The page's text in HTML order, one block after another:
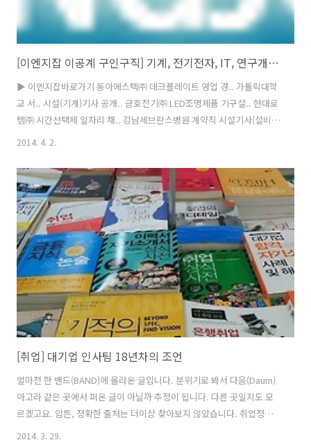
[이엔지잡 이공계 구인구직] 기계, 전기전자, IT, 연구개발, 기술직 엔지니어 채용정보
▶ 이엔지잡바로가기 동아에스텍㈜ 데크플레이트 영업 경.. 가톨릭대학
교 서.. 시설(기계)기사 공개.. 금호전기㈜ LED조명제품 기구설.. 현대로
템㈜ 시간선택제 일자리 채.. 강남세브란스병원 계약직 시설기사(설비..
㈜녹십자이엠 .. 설계관리직/유지보수직 동부엔지니어링㈜.. 2014년 상
력사원 .. 서울반도체㈜ 각 분야 경력사원 모.. 해마루21건설 건축시공 퍼
시스그룹 2014년 상반기 신.. ▶ 이엔지잡바로가기 도요엔지니어링코리
아㈜ 2014년 상반기 경력직 채용 경력 서울 채용시 유진건설㈜ 토목(공
사,공무) 모집 전체 전국 채용시 농협중앙회 건축/전기/기계 전문계약직
채용 전체 서울 04/09 listone vina 인테리어 경력사원..
2014. 4. 2.
[취업] 대기업 인사팀 18년차의 조언
얼마전 한 밴드(BAND)에 올라온 글입니다. 분위기로 봐서 다음(Daum)
아고라 같은 곳에서 퍼온 글이 아닐까 추정이 됩니다. 다른 곳일지도 모
르겠고요. 암튼, 정확한 출처는 더이상 찾아보지 않았습니다. 취업정보
제공 일선 18년차 입장에서 볼때 일면 맞다 싶고 공감이 가는 부분이 많
2014. 3. 29.